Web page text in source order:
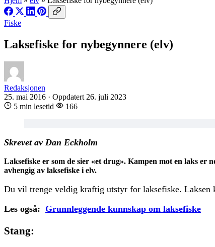
Fiske
Laksefiske for nybegynnere (elv)
Redaksjonen
25. mai 2016 · Oppdatert 26. juli 2023
5 min lesetid
166
Skrevet av Dan Eckholm
Laksefiske er som de sier «et drug». Kampen mot en laks
avhengig av laksefiske i elv.
Du vil trenge veldig kraftig utstyr for laksefiske.
Les også: Grunnleggende kunnskap om laksefiske
Stang: